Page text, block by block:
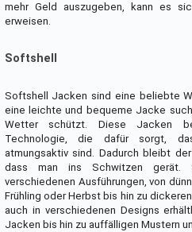
mehr Geld auszugeben, kann es
erweisen.
Softshell
Softshell Jacken sind eine beliebte
eine leichte und bequeme Jacke
Wetter schützt. Diese Jacken
Technologie, die dafür sorgt,
atmungsaktiv sind. Dadurch bleibt
dass man ins Schwitzen
verschiedenen Ausführungen, von
Frühling oder Herbst bis hin zu
auch in verschiedenen Designs
Jacken bis hin zu auffälligen Mustern